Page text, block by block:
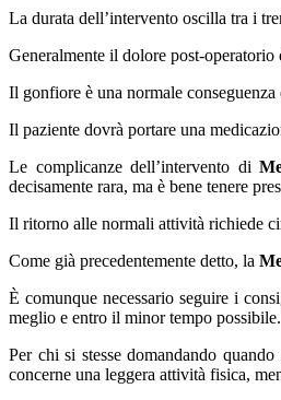
La durata dell’intervento oscilla tra i
Generalmente il dolore post-
Il gonfiore è una normale
Il paziente dovrà portare una
Le complicanze dell’intervento di
decisamente rara, ma è bene tenere
Il ritorno alle normali attività richiede
Come già precedentemente detto, la
È comunque necessario seguire i
meglio e entro il minor tempo possibile.
Per chi si stesse domandando
concerne una leggera attività fisica,